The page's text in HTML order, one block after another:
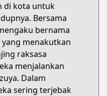
di kota untuk
Bersama
bernama
menakutkan
raksasa
menjalankan
Dalam
sering terjebak